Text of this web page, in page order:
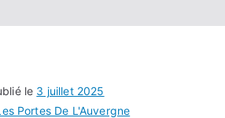
le 3 juillet 2025
Portes De L'Auvergne